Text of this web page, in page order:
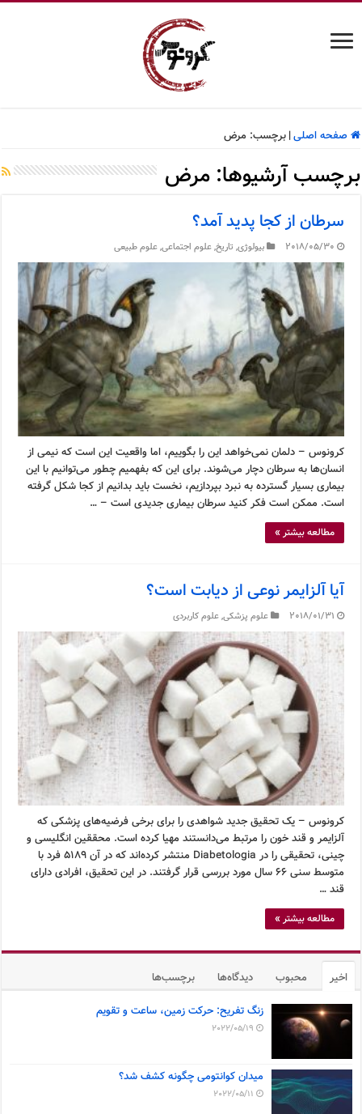
صفحه اصلی| برچسب: مرض
برچسب آرشیوها:مرض
سرطان از کجا پدید آمد؟
2018/05/30 بیولوژی, تاریخ,علوم اجتماعی,علوم طبیعی
کرونوس – دلمان نمی‌خواهد این را بگوییم، اما واقعیت این است که نیمی از
انسان‌ها به سرطان دچار می‌شوند. برای این که بفهمیم چطور می‌توانیم با این
بیماری بسیار گسترده به نبرد بپردازیم، نخست باید بدانیم از کجا شکل گرفته
است. ممکن است فکر کنید سرطان بیماری جدیدی است – …
مطالعه بیشتر »
آیا آلزایمر نوعی از دیابت است؟
2018/01/31 علوم پزشکی,علوم کاربردی
کرونوس – یک تحقیق جدید شواهدی را برای برخی فرضیه‌های پزشکی که
آلزایمر و قند خون را مرتبط می‌دانستند مهیا کرده است. محققین انگلیسی و
چینی، تحقیقی را در Diabetologia منتشر کرده‌اند که در آن ۵۱۸۹ فرد با
متوسط سنی ۶۶ سال مورد بررسی قرار گرفتند. در این تحقیق، افرادی دارای
قند …
مطالعه بیشتر »
اخیر محبوب دیدگاه‌ها برچسب‌ها
زنگ تفریح: حرکت زمین، ساعت و تقویم
2022/05/19
میدان کوانتومی چگونه کشف شد؟
2022/05/11